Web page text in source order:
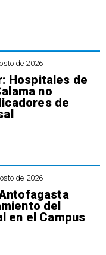
de 2026
Hospitales de
no
de
de 2026
del
en el Campus